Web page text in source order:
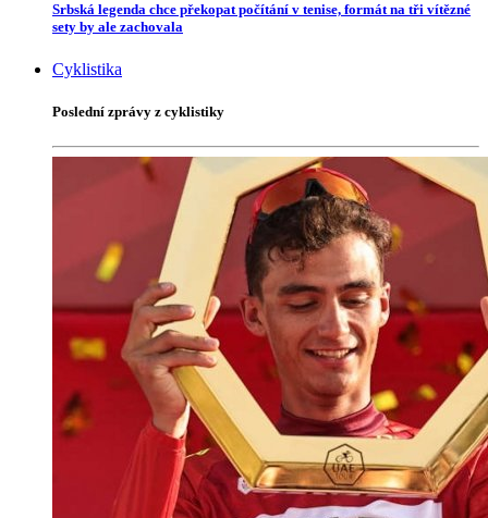
Srbská legenda chce překopat počítání v tenise, formát na tři vítězné
sety by ale zachovala
Cyklistika
Poslední zprávy z cyklistiky